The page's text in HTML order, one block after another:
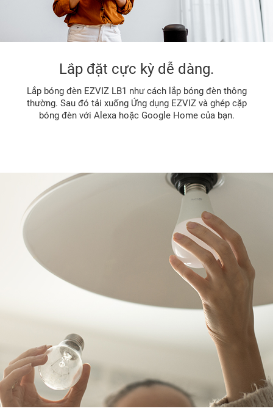
Lắp đặt cực kỳ dễ dàng.
Lắp bóng đèn EZVIZ LB1 như cách lắp bóng đèn thông
thường. Sau đó tải xuống Ứng dụng EZVIZ và ghép cặp
bóng đèn với Alexa hoặc Google Home của bạn.